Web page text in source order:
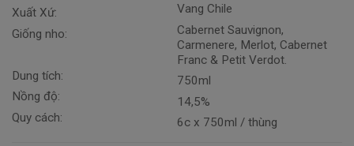
Xuất Xứ:
Giống nho:
Dung tích:
Nồng độ:
Quy cách:
Vang Chile
Cabernet Sauvignon,
Carmenere, Merlot, Cabernet
Franc & Petit Verdot.
750ml
14,5%
6c x 750ml / thùng